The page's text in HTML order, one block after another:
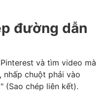
đường dẫn
và tìm video mà
nhấp chuột phải vào
(Sao chép liên kết).